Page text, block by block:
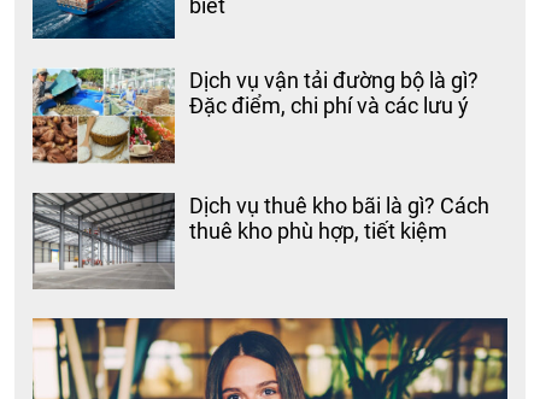
Dịch vụ vận tải đường bộ là gì?
Đặc điểm, chi phí và các lưu ý
Dịch vụ thuê kho bãi là gì? Cách
thuê kho phù hợp, tiết kiệm